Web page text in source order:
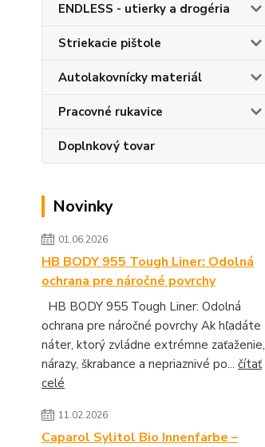
ENDLESS - utierky a drogéria
Striekacie pištole
Autolakovnícky materiál
Pracovné rukavice
Doplnkový tovar
Novinky
01.06.2026
HB BODY 955 Tough Liner: Odolná
ochrana pre náročné povrchy
HB BODY 955 Tough Liner: Odolná
ochrana pre náročné povrchy Ak hľadáte
náter, ktorý zvládne extrémne zaťaženie,
nárazy, škrabance a nepriaznivé po... čítať
celé
11.02.2026
Caparol Sylitol Bio Innenfarbe –